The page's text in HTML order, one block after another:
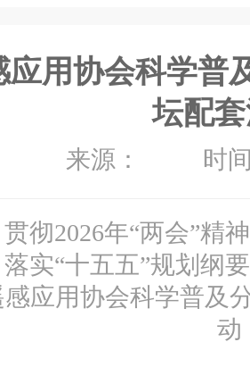
应用协会科学普
坛配
来源： 时间
贯彻2026年“两会”精
落实“十五五”规划纲
应用协会科学普及
动